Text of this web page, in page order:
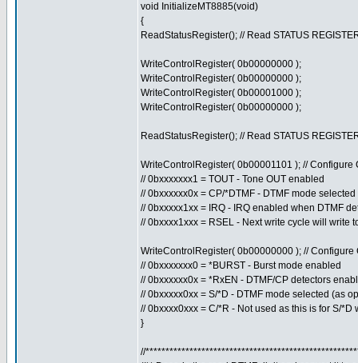
void InitializeMT8885(void)
{
ReadStatusRegister(); // Read STATUS
WriteControlRegister( 0b00000000 );
WriteControlRegister( 0b00000000 );
WriteControlRegister( 0b00001000 );
WriteControlRegister( 0b00000000 );
ReadStatusRegister(); // Read STATUS
WriteControlRegister( 0b00001101 ); // Configure
// 0bxxxxxxx1 = TOUT - Tone OUT enabled
// 0bxxxxxx0x = CP/*DTMF - DTMF mode selected
// 0bxxxxx1xx = IRQ - IRQ enabled when DTMF
// 0bxxxx1xxx = RSEL - Next write cycle will write
WriteControlRegister( 0b00000000 ); // Configure
// 0bxxxxxxx0 = *BURST - Burst mode enabled
// 0bxxxxxx0x = *RxEN - DTMF/CP detectors
// 0bxxxxx0xx = S/*D - DTMF mode selected (as
// 0bxxxx0xxx = C/*R - Not used as this is for S/
}
//